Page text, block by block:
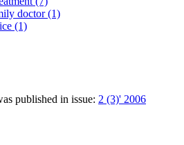
doctor (1)
(1)
published in issue: 2 (3)' 2006